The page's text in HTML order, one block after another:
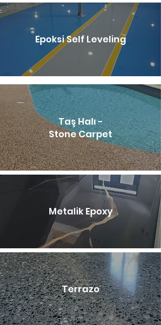
Epoksi Self Leveling
Taş Halı -
Stone Carpet
Metalik Epoxy
Terrazo